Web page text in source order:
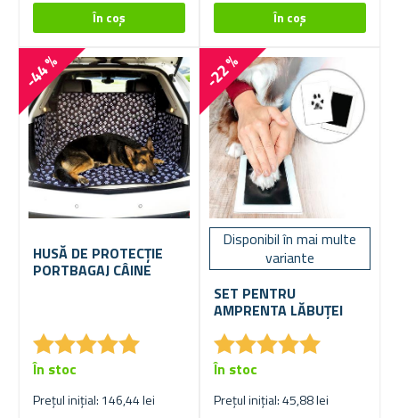
-44 %
HUSĂ DE PROTECȚIE
PORTBAGAJ CÂINE
★★★★★
★★★★★
Prețul inițial: 146,44 lei
În stoc
-22 %
Disponibil în mai multe
variante
SET PENTRU
AMPRENTA LĂBUȚEI
★★★★★
★★★★★
Prețul inițial: 45,88 lei
În stoc